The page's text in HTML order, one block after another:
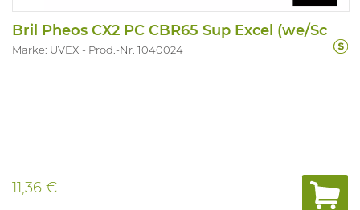
Bril Pheos CX2 PC CBR65 Sup Excel (we/Sc
Marke: UVEX Prod.-Nr. 1040024
11,36 €